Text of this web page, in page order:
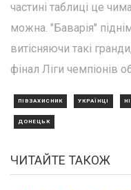
частині таблиці це
можна. "Баварія"
витісняючи такі
фінал Ліги чемпіонів
ПІВЗАХИСНИК УКРАЇНЦІ
ДОНЕЦЬК
ЧИТАЙТЕ ТАКОЖ